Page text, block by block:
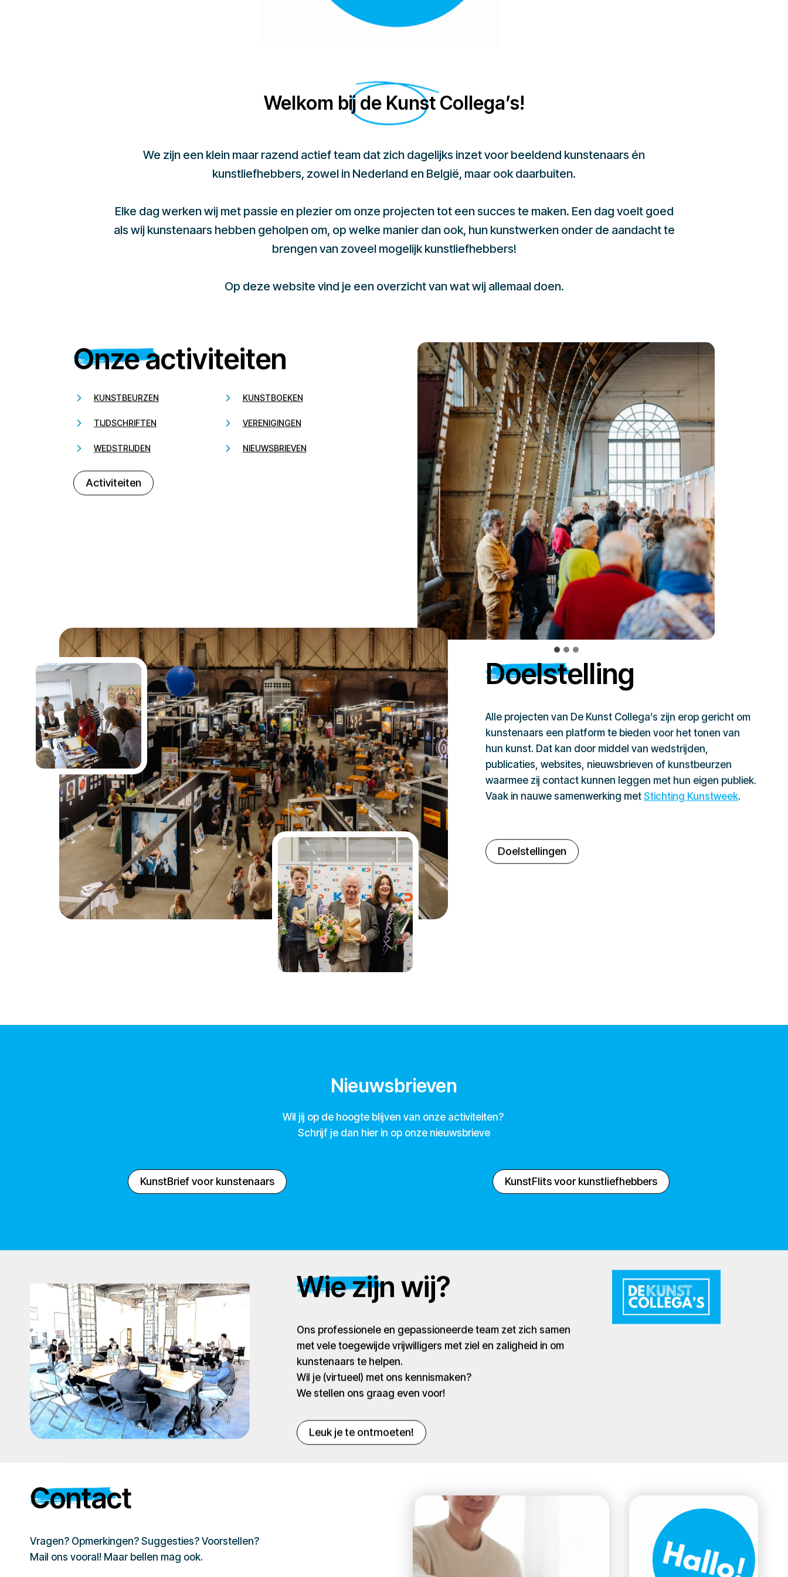
Welkom bij de Kunst Collega’s!
We zijn een klein maar razend actief team dat zich dagelijks inzet voor beeldend kunstenaars én
kunstliefhebbers, zowel in Nederland en België, maar ook daarbuiten.
Elke dag werken wij met passie en plezier om onze projecten tot een succes te maken. Een dag voelt goed
als wij kunstenaars hebben geholpen om, op welke manier dan ook, hun kunstwerken onder de aandacht te
brengen van zoveel mogelijk kunstliefhebbers!
Op deze website vind je een overzicht van wat wij allemaal doen.
Onze activiteiten
KUNSTBEURZEN KUNSTBOEKEN
TIJDSCHRIFTEN VERENIGINGEN
WEDSTRIJDEN NIEUWSBRIEVEN
Activiteiten
Doelstelling
Alle projecten van De Kunst Collega’s zijn erop gericht om
kunstenaars een platform te bieden voor het tonen van
hun kunst. Dat kan door middel van wedstrijden,
publicaties, websites, nieuwsbrieven of kunstbeurzen
waarmee zij contact kunnen leggen met hun eigen publiek.
Vaak in nauwe samenwerking metStichting Kunstweek.
Doelstellingen
Nieuwsbrieven
Wil jij op de hoogte blijven van onze activiteiten?
Schrijf je dan hier in op onze nieuwsbrieve
KunstBrief voor kunstenaars KunstFlits voor kunstliefhebbers
Wie zijn wij?
Ons professionele en gepassioneerde team zet zich samen
met vele toegewijde vrijwilligers met ziel en zaligheid in om
kunstenaars te helpen.
Wil je (virtueel) met ons kennismaken?
We stellen ons graag even voor!
Leuk je te ontmoeten!
Contact
Vragen? Opmerkingen? Suggesties? Voorstellen?
Mail ons vooral! Maar bellen mag ook.